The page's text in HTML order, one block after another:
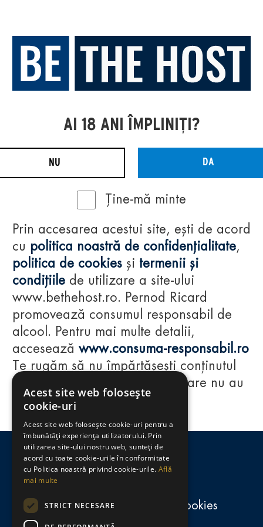
Regulamente
consumă-responsabil.ro
Politica de confidențialitate și cookies
AI 18 ANI ÎMPLINIȚI?
NU DA
Ține-mă minte
Prin accesarea acestui site, ești de acord
cu politica noastră de confidențialitate,
politica de cookies și termenii și
condițiile de utilizare a site-ului
www.bethehost.ro. Pernod Ricard
promovează consumul responsabil de
alcool. Pentru mai multe detalii,
accesează www.consuma-responsabil.ro
Te rugăm să nu împărtășești conținutul
acestui website cu persoane care nu au
împlinit vârsta de 18 ani.
Acest site web folosește
cookie-uri
Acest site web folosește cookie-uri pentru a
îmbunătăți experiența utilizatorului. Prin
utilizarea site-ului nostru web, sunteți de
acord cu toate cookie-urile în conformitate
cu Politica noastră privind cookie-urile. Află
mai multe
STRICT NECESARE